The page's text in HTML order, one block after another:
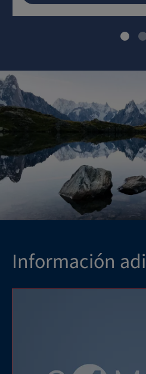
Información